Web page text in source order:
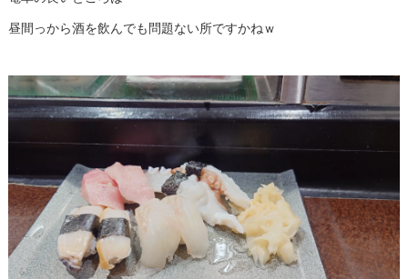
昼間っから酒を飲んでも問題ない所ですかねｗ